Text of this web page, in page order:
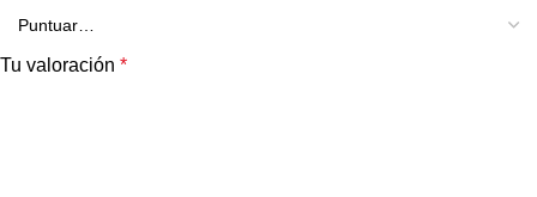
Tu valoración *